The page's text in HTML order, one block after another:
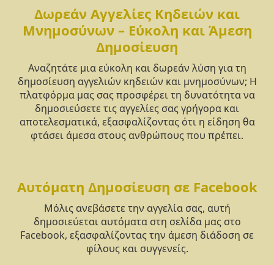
Δωρεάν Αγγελίες Κηδειών και
Μνημοσύνων – Εύκολη και Άμεση
Δημοσίευση
Αναζητάτε μια εύκολη και δωρεάν λύση για τη
δημοσίευση αγγελιών κηδειών και μνημοσύνων; Η
πλατφόρμα μας σας προσφέρει τη δυνατότητα να
δημοσιεύσετε τις αγγελίες σας γρήγορα και
αποτελεσματικά, εξασφαλίζοντας ότι η είδηση θα
φτάσει άμεσα στους ανθρώπους που πρέπει.
Αυτόματη Δημοσίευση σε Facebook
Μόλις ανεβάσετε την αγγελία σας, αυτή
δημοσιεύεται αυτόματα στη σελίδα μας στο
Facebook, εξασφαλίζοντας την άμεση διάδοση σε
φίλους και συγγενείς.